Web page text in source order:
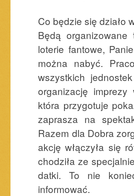
Co będzie się działo
Będą organizowane
loterie fantowe,
można nabyć.
wszystkich
organizację imprezy
która przygotuje
zaprasza na
Razem dla Dobra
akcję włączyła się
chodziła ze
datki. To nie
informować.